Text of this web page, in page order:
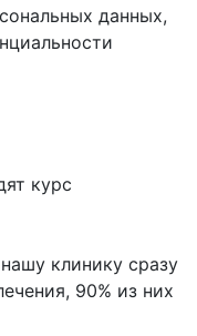
данных,
курс
клинику сразу
90% из них